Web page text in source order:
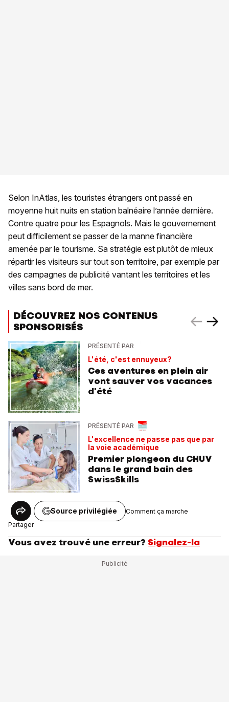
Selon InAtlas, les touristes étrangers ont passé en
moyenne huit nuits en station balnéaire l’année dernière.
Contre quatre pour les Espagnols. Mais le gouvernement
peut difficilement se passer de la manne financière
amenée par le tourisme. Sa stratégie est plutôt de mieux
répartir les visiteurs sur tout son territoire, par exemple par
des campagnes de publicité vantant les territoires et les
villes sans bord de mer.
DÉCOUVREZ NOS CONTENUS
SPONSORISÉS
PRÉSENTÉ PAR
L'été, c'est ennuyeux?
Ces aventures en plein air
vont sauver vos vacances
d'été
PRÉSENTÉ PAR
L'excellence ne passe pas que par
la voie académique
Premier plongeon du CHUV
dans le grand bain des
SwissSkills
Partager
Source privilégiée Comment ça marche
Vous avez trouvé une erreur? Signalez-la